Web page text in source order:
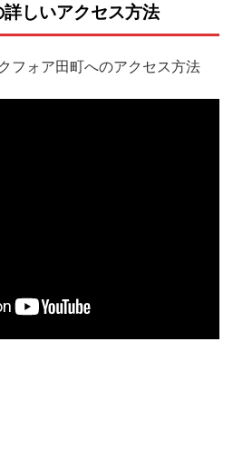
しいアクセス方法
フォア田町へのアクセス方法